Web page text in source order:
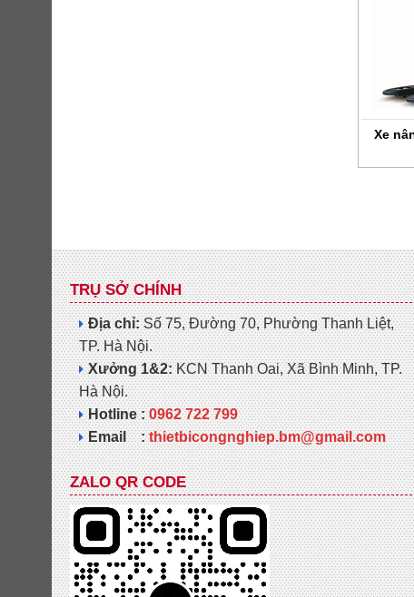
Xe
TRỤ SỞ CHÍNH
Địa chỉ:Số 75, Đường 70, Phường Thanh Liệt,
TP. Hà Nội.
Xưởng 1&2:KCN Thanh Oai, Xã Bình Minh, TP.
Hà Nội.
Hotline :0962 722 799
Email :thietbicongnghiep.bm@gmail.com
ZALO QR CODE